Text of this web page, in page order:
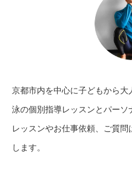
京都市内を中心に子どもから
泳の個別指導レッスンとパーソ
レッスンやお仕事依頼、ご質
します。